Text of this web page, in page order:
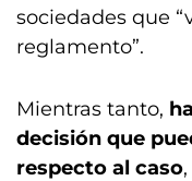
sociedades que
reglamento”.
Mientras tanto,
decisión que
respecto al caso